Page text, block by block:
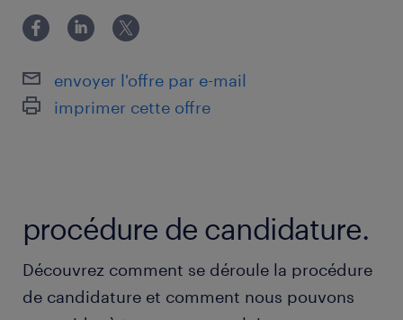
+ Mise en place et suivi des indicateurs clés
de performance (KPI)
équipes et de leurs responsables
+ Interface directe avec la direction
+ Plusieurs années d'expérience dans la
idéalement plusieurs des domaines énumérés
ci-dessus
envoyer l'offre par e-mail
imprimer cette offre
procédure de candidature.
Découvrez comment se déroule la procédure
de candidature et comment nous pouvons